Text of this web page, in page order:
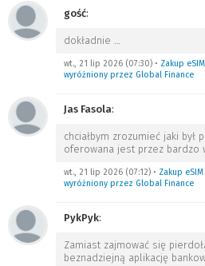
gość:
dokładnie …
wt., 21 lip 2026 (07:30) • Zakup
wyróżniony przez Global Finance
Jas Fasola:
chciałbym zrozumieć jaki był
oferowana jest przez bardzo
wt., 21 lip 2026 (07:12) • Zakup
wyróżniony przez Global Finance
PykPyk:
Zamiast zajmować się
beznadziejną aplikację